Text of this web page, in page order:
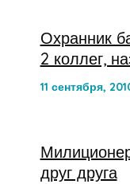
Охранник
2 коллег,
11 сентября,
друг друга